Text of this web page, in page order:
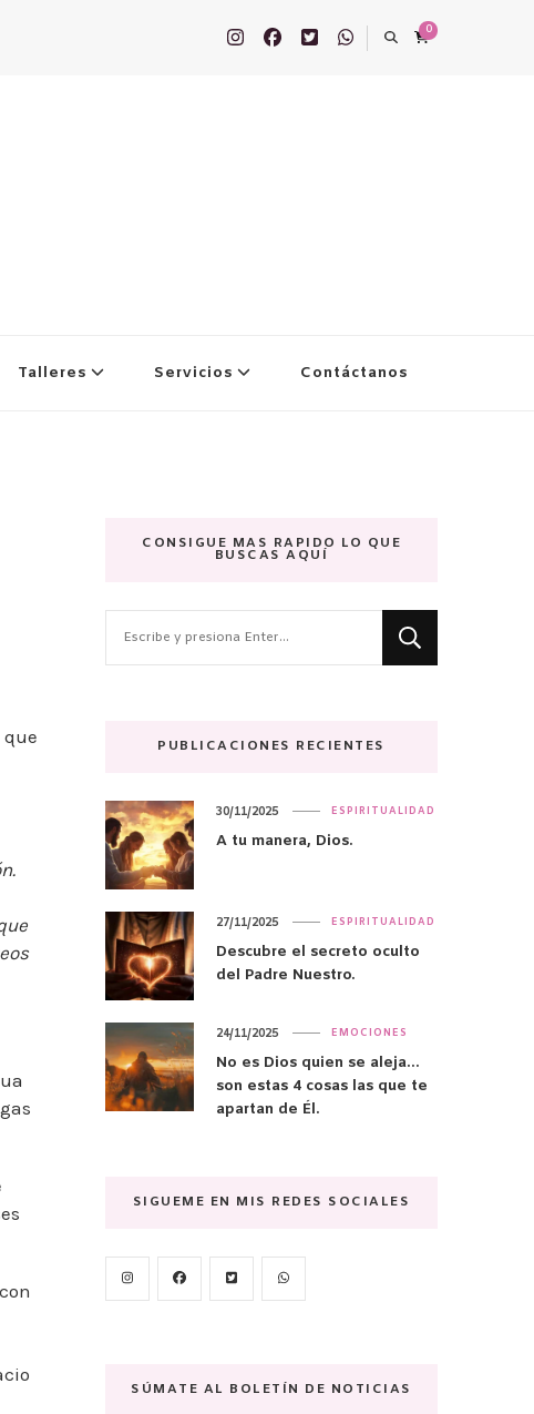
0
Talleres Servicios Contáctanos
CONSIGUE MAS RAPIDO LO QUE
BUSCAS AQUÍ
PUBLICACIONES RECIENTES
ESPIRITUALIDAD
A tu manera, Dios.
30/11/2025
ESPIRITUALIDAD
Descubre el secreto oculto
del Padre Nuestro.
27/11/2025
EMOCIONES
No es Dios quien se aleja…
son estas 4 cosas las que te
apartan de Él.
24/11/2025
SIGUEME EN MIS REDES SOCIALES
SÚMATE AL BOLETÍN DE NOTICIAS